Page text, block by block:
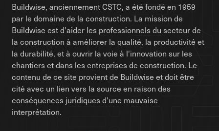
Buildwise, anciennement CSTC, a été fondé en 1959
par le domaine de la construction. La mission de
Buildwise est d'aider les professionnels du secteur de
la construction à améliorer la qualité, la productivité et
la durabilité, et à ouvrir la voie à l'innovation sur les
chantiers et dans les entreprises de construction. Le
contenu de ce site provient de Buildwise et doit être
cité avec un lien vers la source en raison des
conséquences juridiques d'une mauvaise
interprétation.